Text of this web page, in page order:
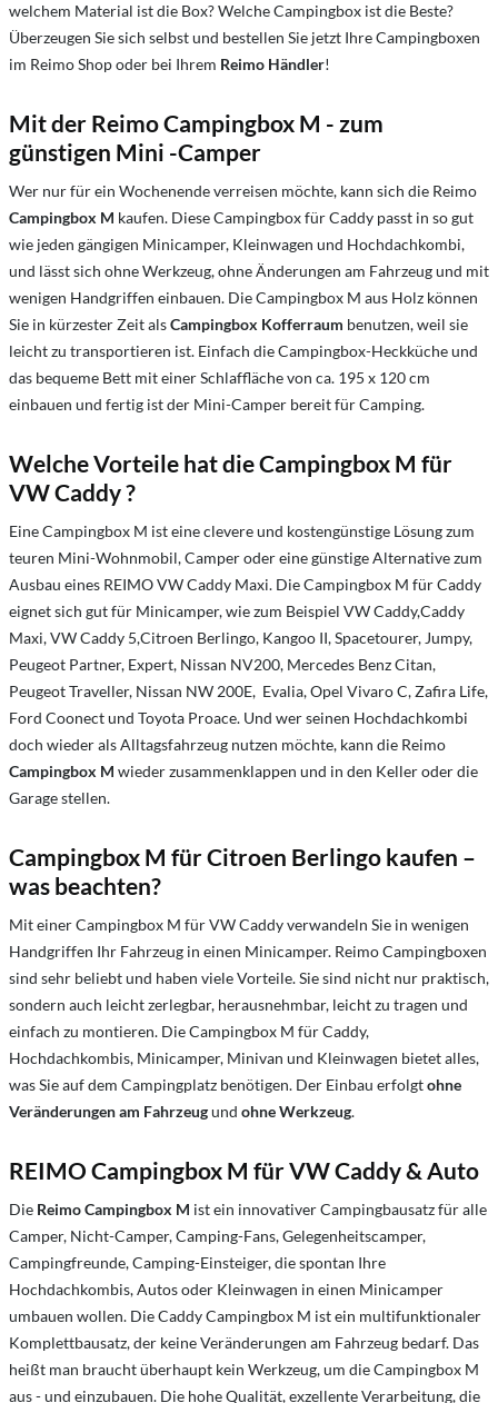
welchem Material ist die Box? Welche Campingbox ist die Beste?
Überzeugen Sie sich selbst und bestellen Sie jetzt Ihre Campingboxen
im Reimo Shop oder bei Ihrem Reimo Händler!
Mit der Reimo Campingbox M - zum
günstigen Mini -Camper
Wer nur für ein Wochenende verreisen möchte, kann sich die Reimo
Campingbox M kaufen. Diese Campingbox für Caddy passt in so gut
wie jeden gängigen Minicamper, Kleinwagen und Hochdachkombi,
und lässt sich ohne Werkzeug, ohne Änderungen am Fahrzeug und mit
wenigen Handgriffen einbauen. Die Campingbox M aus Holz können
Sie in kürzester Zeit alsCampingbox Kofferraum benutzen, weil sie
leicht zu transportieren ist. Einfach die Campingbox-Heckküche und
das bequeme Bett mit einer Schlaffläche von ca. 195 x 120 cm
einbauen und fertig ist der Mini-Camper bereit für Camping.
Welche Vorteile hat die Campingbox M für
VW Caddy ?
Eine Campingbox M ist eine clevere und kostengünstige Lösung zum
teuren Mini-Wohnmobil, Camper oder eine günstige Alternative zum
Ausbau eines REIMO VW Caddy Maxi. Die Campingbox M für Caddy
eignet sich gut für Minicamper, wie zum Beispiel VW Caddy,Caddy
Maxi, VW Caddy 5,Citroen Berlingo, Kangoo II, Spacetourer, Jumpy,
Peugeot Partner, Expert, Nissan NV200, Mercedes Benz Citan,
Peugeot Traveller, Nissan NW 200E, Evalia, Opel Vivaro C, Zafira Life,
Ford Coonect und Toyota Proace. Und wer seinen Hochdachkombi
doch wieder als Alltagsfahrzeug nutzen möchte, kann die Reimo
Campingbox M wieder zusammenklappen und in den Keller oder die
Garage stellen.
Campingbox M für Citroen Berlingo kaufen –
was beachten?
Mit einer Campingbox M für VW Caddy verwandeln Sie in wenigen
Handgriffen Ihr Fahrzeug in einen Minicamper. Reimo Campingboxen
sind sehr beliebt und haben viele Vorteile. Sie sind nicht nur praktisch,
sondern auch leicht zerlegbar, herausnehmbar, leicht zu tragen und
einfach zu montieren. Die Campingbox M für Caddy,
Hochdachkombis, Minicamper, Minivan und Kleinwagen bietet alles,
was Sie auf dem Campingplatz benötigen. Der Einbau erfolgtohne
Veränderungenam Fahrzeugund ohne Werkzeug.
REIMO Campingbox M für VW Caddy & Auto
Die Reimo Campingbox M ist ein innovativer Campingbausatz für alle
Camper, Nicht-Camper, Camping-Fans, Gelegenheitscamper,
Campingfreunde, Camping-Einsteiger, die spontan Ihre
Hochdachkombis, Autos oder Kleinwagen in einen Minicamper
umbauen wollen. Die Caddy Campingbox M ist ein multifunktionaler
Komplettbausatz, der keine Veränderungen am Fahrzeug bedarf. Das
heißt man braucht überhaupt kein Werkzeug, um die Campingbox M
aus - und einzubauen. Die hohe Qualität, exzellente Verarbeitung, die